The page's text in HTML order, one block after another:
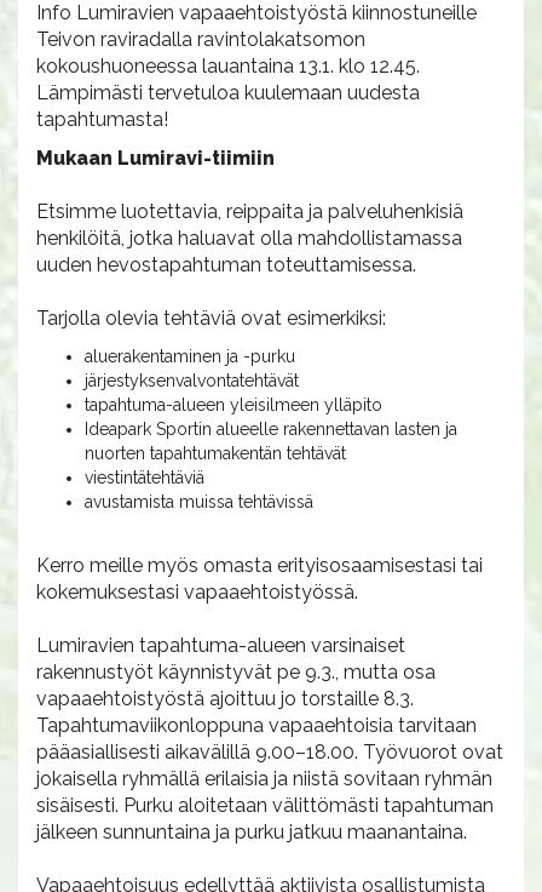
Info Lumiravien vapaaehtoistyöstä kiinnostuneille
Teivon raviradalla ravintolakatsomon
kokoushuoneessa lauantaina 13.1. klo 12.45.
Lämpimästi tervetuloa kuulemaan uudesta
tapahtumasta!
Mukaan Lumiravi-tiimiin
Etsimme luotettavia, reippaita ja palveluhenkisiä
henkilöitä, jotka haluavat olla mahdollistamassa
uuden hevostapahtuman toteuttamisessa.
Tarjolla olevia tehtäviä ovat esimerkiksi:
aluerakentaminen ja -purku
järjestyksenvalvontatehtävät
tapahtuma-alueen yleisilmeen ylläpito
Ideapark Sportin alueelle rakennettavan lasten ja
nuorten tapahtumakentän tehtävät
viestintätehtäviä
avustamista muissa tehtävissä
Kerro meille myös omasta erityisosaamisestasi tai
kokemuksestasi vapaaehtoistyössä.
Lumiravien tapahtuma-alueen varsinaiset
rakennustyöt käynnistyvät pe 9.3., mutta osa
vapaaehtoistyöstä ajoittuu jo torstaille 8.3.
Tapahtumaviikonloppuna vapaaehtoisia tarvitaan
pääasiallisesti aikavälillä 9.00–18.00. Työvuorot ovat
jokaisella ryhmällä erilaisia ja niistä sovitaan ryhmän
sisäisesti. Purku aloitetaan välittömästi tapahtuman
jälkeen sunnuntaina ja purku jatkuu maanantaina.
Vapaaehtoisuus edellyttää aktiivista osallistumista